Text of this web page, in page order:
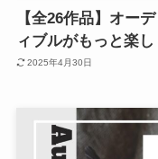
【全26作品】オー
ィブルがもっと楽
2025年4月30日